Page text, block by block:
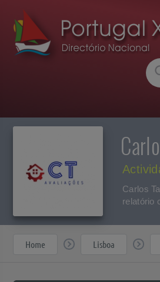
Carlos
relatório
Home Lisboa